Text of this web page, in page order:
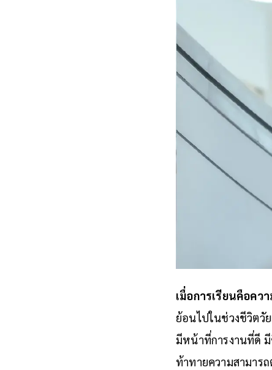
เมื่อการเรียนคือคว
ย้อนไปในช่วงชีวิตวั
มีหน้าที่การงานที่ดี
ท้าทายความสามารถ